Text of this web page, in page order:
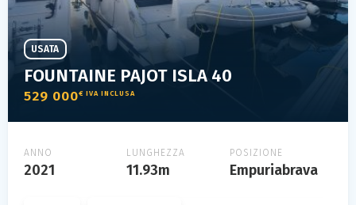
FOUNTAINE PAJOT ISLA 40
529 000€ IVA INCLUSA
USATA
ANNO
2021
LUNGHEZZA
11.93m
POSIZIONE
Empuriabrava